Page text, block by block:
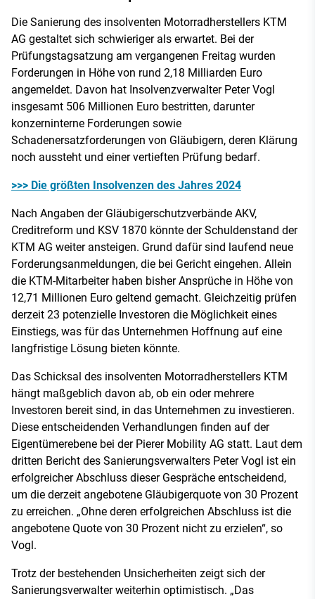
Die Sanierung des insolventen Motorradherstellers KTM
AG gestaltet sich schwieriger als erwartet. Bei der
Prüfungstagsatzung am vergangenen Freitag wurden
Forderungen in Höhe von rund 2,18 Milliarden Euro
angemeldet. Davon hat Insolvenzverwalter Peter Vogl
insgesamt 506 Millionen Euro bestritten, darunter
konzerninterne Forderungen sowie
Schadenersatzforderungen von Gläubigern, deren Klärung
noch aussteht und einer vertieften Prüfung bedarf.
>>> Die größten Insolvenzen des Jahres 2024
Nach Angaben der Gläubigerschutzverbände AKV,
Creditreform und KSV 1870 könnte der Schuldenstand der
KTM AG weiter ansteigen. Grund dafür sind laufend neue
Forderungsanmeldungen, die bei Gericht eingehen. Allein
die KTM-Mitarbeiter haben bisher Ansprüche in Höhe von
12,71 Millionen Euro geltend gemacht. Gleichzeitig prüfen
derzeit 23 potenzielle Investoren die Möglichkeit eines
Einstiegs, was für das Unternehmen Hoffnung auf eine
langfristige Lösung bieten könnte.
Das Schicksal des insolventen Motorradherstellers KTM
hängt maßgeblich davon ab, ob ein oder mehrere
Investoren bereit sind, in das Unternehmen zu investieren.
Diese entscheidenden Verhandlungen finden auf der
Eigentümerebene bei der Pierer Mobility AG statt. Laut dem
dritten Bericht des Sanierungsverwalters Peter Vogl ist ein
erfolgreicher Abschluss dieser Gespräche entscheidend,
um die derzeit angebotene Gläubigerquote von 30 Prozent
zu erreichen. „Ohne deren erfolgreichen Abschluss ist die
angebotene Quote von 30 Prozent nicht zu erzielen“, so
Vogl.
Trotz der bestehenden Unsicherheiten zeigt sich der
Sanierungsverwalter weiterhin optimistisch. „Das